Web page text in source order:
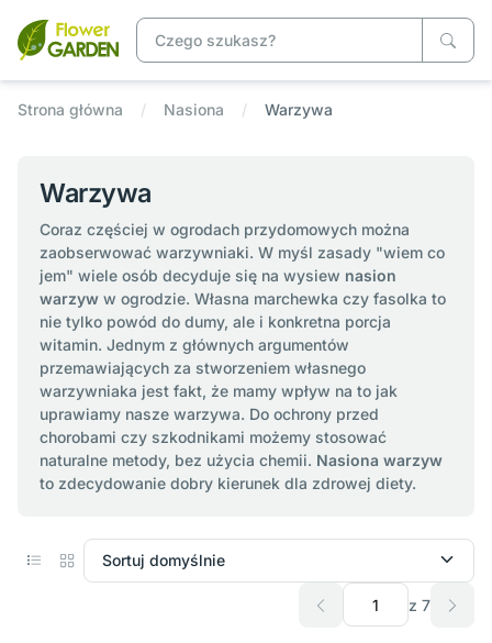
Strona główna Nasiona Warzywa
Warzywa
Coraz częściej w ogrodach przydomowych można
zaobserwować warzywniaki. W myśl zasady "wiem co
jem" wiele osób decyduje się na wysiew nasion
warzyw w ogrodzie. Własna marchewka czy fasolka to
nie tylko powód do dumy, ale i konkretna porcja
witamin. Jednym z głównych argumentów
przemawiających za stworzeniem własnego
warzywniaka jest fakt, że mamy wpływ na to jak
uprawiamy nasze warzywa. Do ochrony przed
chorobami czy szkodnikami możemy stosować
naturalne metody, bez użycia chemii. Nasiona warzyw
to zdecydowanie dobry kierunek dla zdrowej diety.
z 7